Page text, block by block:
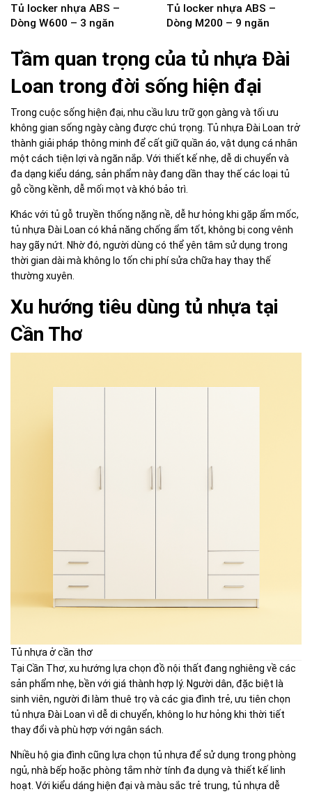
Tủ locker nhựa ABS –
Dòng W600 – 3 ngăn
Tủ locker nhựa ABS –
Dòng M200 – 9 ngăn
Tầm quan trọng của tủ nhựa Đài
Loan trong đời sống hiện đại
Trong cuộc sống hiện đại, nhu cầu lưu trữ gọn gàng và tối ưu
không gian sống ngày càng được chú trọng. Tủ nhựa Đài Loan trở
thành giải pháp thông minh để cất giữ quần áo, vật dụng cá nhân
một cách tiện lợi và ngăn nắp. Với thiết kế nhẹ, dễ di chuyển và
đa dạng kiểu dáng, sản phẩm này đang dần thay thế các loại tủ
gỗ cồng kềnh, dễ mối mọt và khó bảo trì.
Khác với tủ gỗ truyền thống nặng nề, dễ hư hỏng khi gặp ẩm mốc,
tủ nhựa Đài Loan có khả năng chống ẩm tốt, không bị cong vênh
hay gãy nứt. Nhờ đó, người dùng có thể yên tâm sử dụng trong
thời gian dài mà không lo tốn chi phí sửa chữa hay thay thế
thường xuyên.
Xu hướng tiêu dùng tủ nhựa tại
Cần Thơ
Tủ nhựa ở cần thơ
Tại Cần Thơ, xu hướng lựa chọn đồ nội thất đang nghiêng về các
sản phẩm nhẹ, bền với giá thành hợp lý. Người dân, đặc biệt là
sinh viên, người đi làm thuê trọ và các gia đình trẻ, ưu tiên chọn
tủ nhựa Đài Loan vì dễ di chuyển, không lo hư hỏng khi thời tiết
thay đổi và phù hợp với ngân sách.
Nhiều hộ gia đình cũng lựa chọn tủ nhựa để sử dụng trong phòng
ngủ, nhà bếp hoặc phòng tắm nhờ tính đa dụng và thiết kế linh
hoạt. Với kiểu dáng hiện đại và màu sắc trẻ trung, tủ nhựa dễ